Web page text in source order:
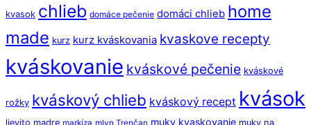
kvasok chlieb domáce pečenie domáci chlieb home
made kurz kurz kváskovania kvaskove recepty
kváskovanie kváskové pečenie kváskové
rožky kváskový chlieb kváskový recept kvások
lievito madre markíza mlyn Trenčan muky kvaskovanie muky na